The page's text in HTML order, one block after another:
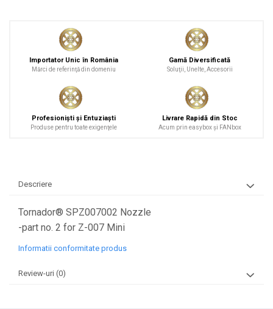
Importator Unic în România
Mărci de referinţă din domeniu
Gamă Diversificată
Soluţii, Unelte, Accesorii
Profesionişti şi Entuziaşti
Produse pentru toate exigenţele
Livrare Rapidă din Stoc
Acum prin easybox şi FANbox
Descriere
Tornador® SPZ007002 Nozzle
-part no. 2 for Z-007 Mini
Informatii conformitate produs
Review-uri (0)